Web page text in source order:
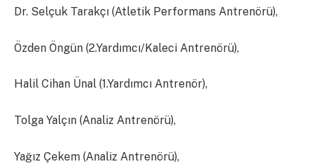
Dr. Selçuk Tarakçı (Atletik Performans Antrenörü),
Özden Öngün (2.Yardımcı/Kaleci Antrenörü),
Halil Cihan Ünal (1.Yardımcı Antrenör),
Tolga Yalçın (Analiz Antrenörü),
Yağız Çekem (Analiz Antrenörü),